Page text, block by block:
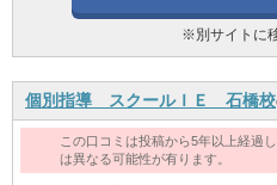
※別サイトに
個別指導 スクールＩＥ 石橋校
この口コミは投稿から5年以上経過
は異なる可能性が有ります。